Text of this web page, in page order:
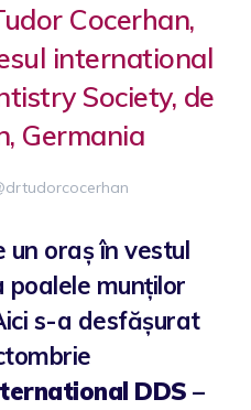
Cocerhan,
international
Society, de
Germania
oraș în vestul
poalele munților
s-a desfăşurat
DDS –